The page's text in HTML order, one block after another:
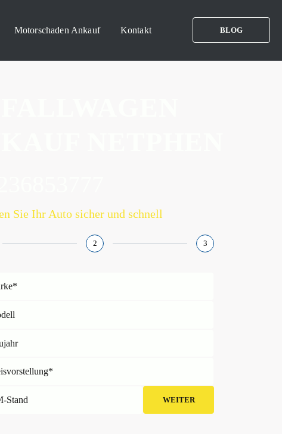
Motorschaden Ankauf Kontakt BLOG
Sie Ihr Auto sicher und schnell
2 3
Stand WEITER